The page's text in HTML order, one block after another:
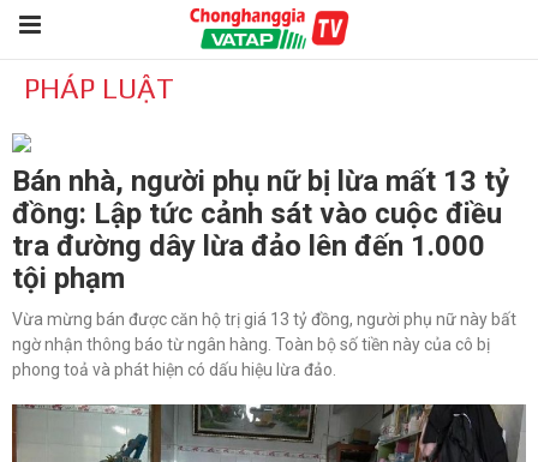
PHÁP LUẬT
Bán nhà, người phụ nữ bị lừa mất 13 tỷ
đồng: Lập tức cảnh sát vào cuộc điều
tra đường dây lừa đảo lên đến 1.000
tội phạm
Vừa mừng bán được căn hộ trị giá 13 tỷ đồng, người phụ nữ này bất
ngờ nhận thông báo từ ngân hàng. Toàn bộ số tiền này của cô bị
phong toả và phát hiện có dấu hiệu lừa đảo.